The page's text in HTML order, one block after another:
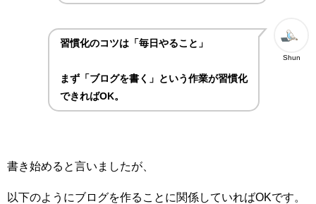
Shun
習慣化のコツは「毎日やること」
まず「ブログを書く」という作業が習慣化
できればOK。
書き始めると言いましたが、
以下のようにブログを作ることに関係していればOKです。